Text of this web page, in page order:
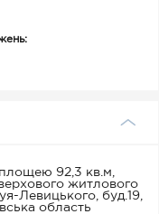
92,3 кв.м,
житлового
Левицького, буд.19,
область